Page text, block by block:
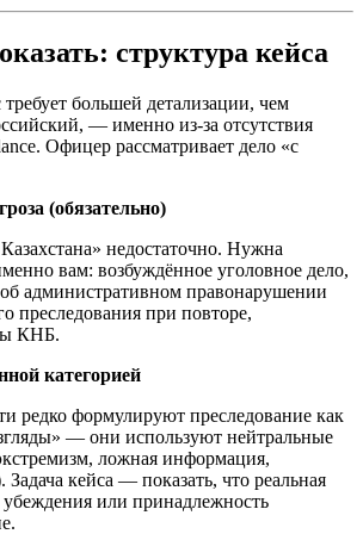
структура кейса
большей детализации, чем
— именно из-за отсутствия
Офицер рассматривает дело «с
(обязательно)
недостаточно. Нужна
вам: возбуждённое уголовное дело,
административном правонарушении
преследования при повторе,
КНБ.
категорией
редко формулируют преследование как
— они используют нейтральные
ложная информация,
Задача кейса — показать, что реальная
или принадлежность